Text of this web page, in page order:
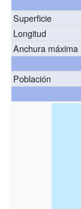
Superficie
Longitud
Anchura máxima
Población